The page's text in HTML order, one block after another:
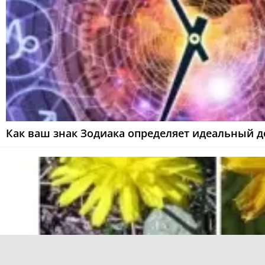
Как ваш знак Зодиака определяет идеальный